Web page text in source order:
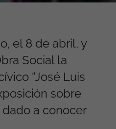
el 8 de abril, y
Social la
“José Luis
sobre
a conocer